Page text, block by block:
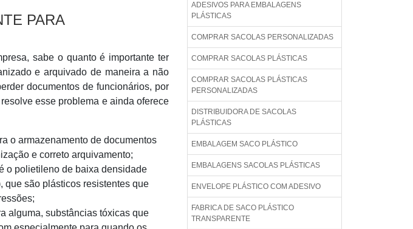
PARA
sabe o quanto é importante ter
e arquivado de maneira a não
documentos de funcionários, por
esse problema e ainda oferece
o armazenamento de documentos
e correto arquivamento;
o polietileno de baixa densidade
são plásticos resistentes que
alguma, substâncias tóxicas que
ADESIVOS PARA EMBALAGENS
PLÁSTICAS
COMPRAR SACOLAS PERSONALIZADAS
COMPRAR SACOLAS PLÁSTICAS
COMPRAR SACOLAS PLÁSTICAS
PERSONALIZADAS
DISTRIBUIDORA DE SACOLAS
PLÁSTICAS
EMBALAGEM SACO PLÁSTICO
EMBALAGENS SACOLAS PLÁSTICAS
ENVELOPE PLÁSTICO COM ADESIVO
FABRICA DE SACO PLÁSTICO
TRANSPARENTE